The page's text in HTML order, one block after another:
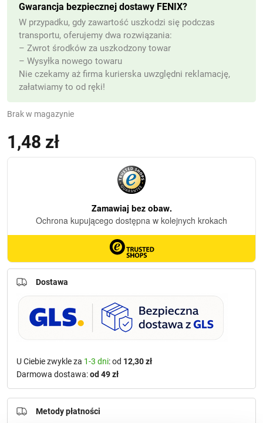
1,48 zł
Brak w magazynie
Gwarancja bezpiecznej dostawy FENIX?
W przypadku, gdy zawartość uszkodzi się podczas
transportu, oferujemy dwa rozwiązania:
– Zwrot środków za uszkodzony towar
– Wysyłka nowego towaru
Nie czekamy aż firma kurierska uwzględni reklamację,
załatwiamy to od ręki!
Dostawa
U Ciebie zwykle za 1-3 dni: od 12,30 zł
Darmowa dostawa:od 49 zł
Metody płatności